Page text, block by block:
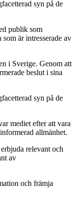
syn på de
publik som
är intresserade av
i Sverige. Genom att
beslut i sina
syn på de
mediet efter att vara
allmänhet.
relevant och
av
och främja